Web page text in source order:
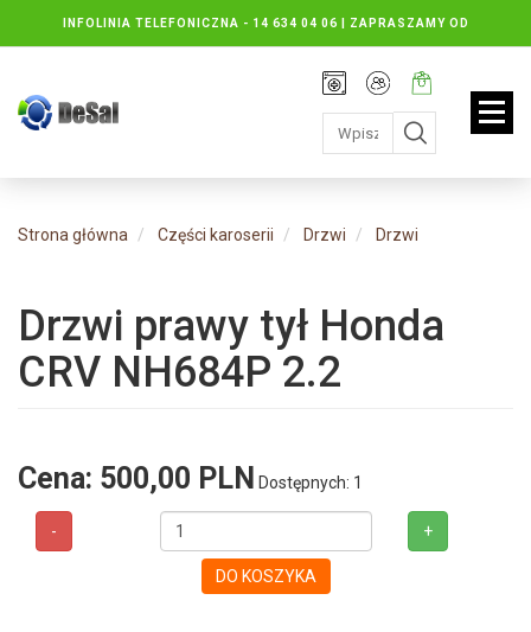
INFOLINIA TELEFONICZNA - 14 634 04 06 | ZAPRASZAMY OD
PONIEDZIAŁKU DO PIĄTKU : 8.30 DO 16.30, SOBOTY: 8.30 DO 13.00
Rejestracja
Moje
konto
Twój
koszyk:
jest
pusty
Strona główna Części karoserii Drzwi Drzwi
Drzwi prawy tył Honda
CRV NH684P 2.2
Cena: 500,00 PLN Dostępnych: 1
- +
DO KOSZYKA